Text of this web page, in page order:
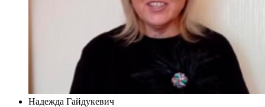
Надежда Гайдукевич